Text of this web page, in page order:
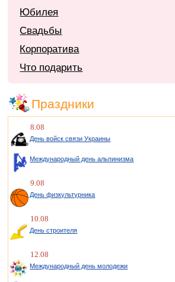
Юбилея
Свадьбы
Корпоратива
Что подарить
Праздники
8.08
День войск связи Украины
Международный день альпинизма
9.08
День физкультурника
10.08
День строителя
12.08
Международный день молодежи